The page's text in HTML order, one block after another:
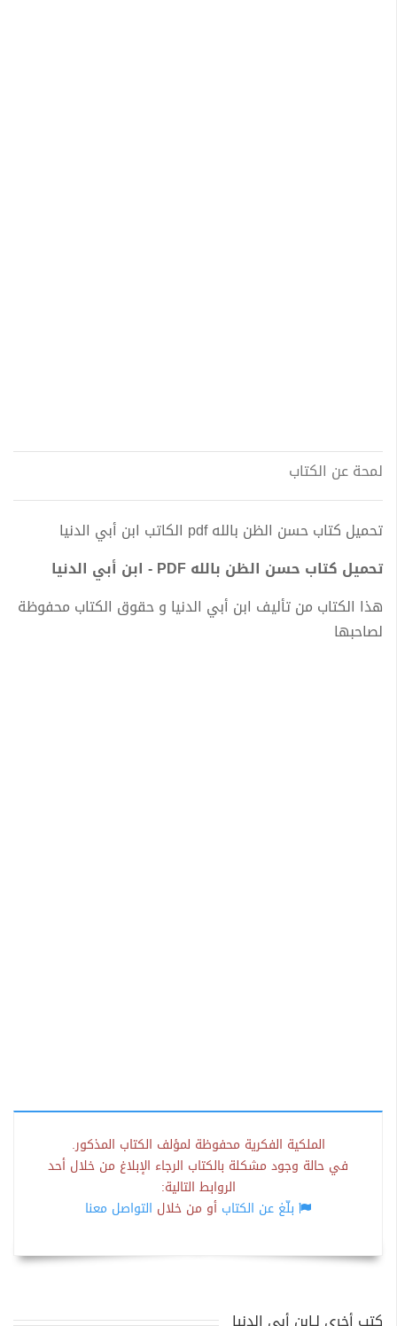
لمحة عن الكتاب
تحميل كتاب حسن الظن بالله pdf الكاتب ابن أبي الدنيا
تحميل كتاب حسن الظن بالله PDF - ابن أبي الدنيا
هذا الكتاب من تأليف ابن أبي الدنيا و حقوق الكتاب محفوظة
لصاحبها
الملكية الفكرية محفوظة لمؤلف الكتاب المذكور.
في حالة وجود مشكلة بالكتاب الرجاء الإبلاغ من خلال أحد
الروابط التالية:
بلّغ عن الكتاب أو من خلال التواصل معنا